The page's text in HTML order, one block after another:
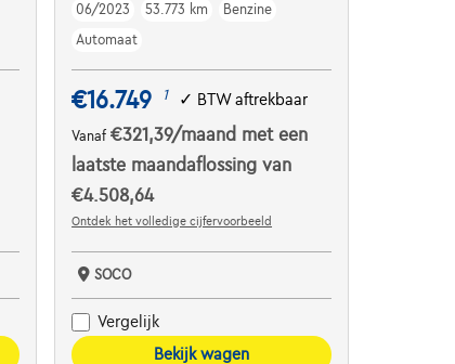
06/2023
53.773 km
Benzine
Automaat
€16.749 1 ✓ BTW aftrekbaar
Vanaf€321,39/maand met een
laatste maandaflossing van
€4.508,64
Ontdek het volledige cijfervoorbeeld
SOCO
Vergelijk
Bekijk wagen